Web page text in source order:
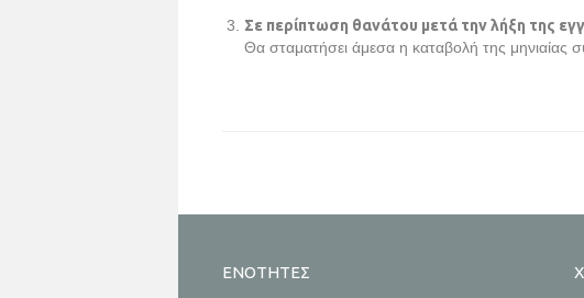
Σε περίπτωση θανάτου μετά την λήξη της
Θα σταματήσει άμεσα η καταβολή της μηνιαίας
ΕΝΟΤΗΤΕΣ